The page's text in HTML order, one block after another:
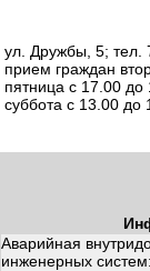
ул. Дружбы, 5; тел.
прием граждан
пятница с 17.00 до
суббота с 13.00 до
Аварийная
инженерных систем: